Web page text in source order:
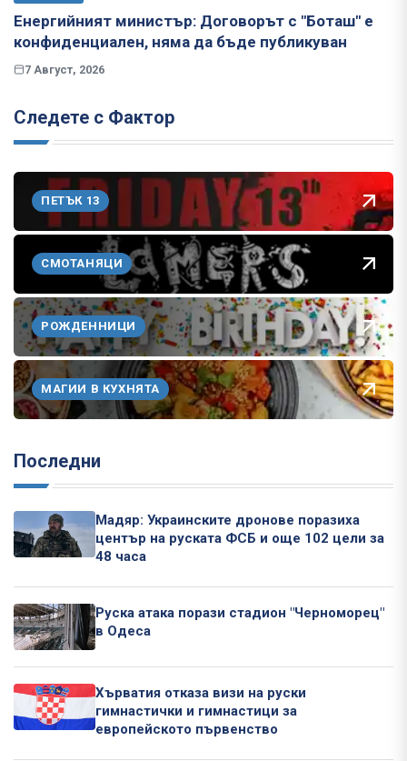
Енергийният министър: Договорът с "Боташ" е
конфиденциален, няма да бъде публикуван
7 Август, 2026
Следете с Фактор
ПЕТЪК 13
СМОТАНЯЦИ
РОЖДЕННИЦИ
МАГИИ В КУХНЯТА
Последни
Мадяр: Украинските дронове поразиха
център на руската ФСБ и още 102 цели за
48 часа
Руска атака порази стадион "Черноморец"
в Одеса
Хърватия отказа визи на руски
гимнастички и гимнастици за
европейското първенство